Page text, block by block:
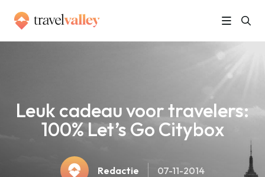
Leuk cadeau voor travelers:
100% Let’s Go Citybox
Redactie 07-11-2014